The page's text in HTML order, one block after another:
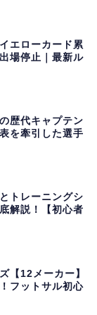
エローカード累
場停止｜最新ル
歴代キャプテン
を牽引した選手
トレーニングシ
解説！【初心者
【12メーカー】
フットサル初心